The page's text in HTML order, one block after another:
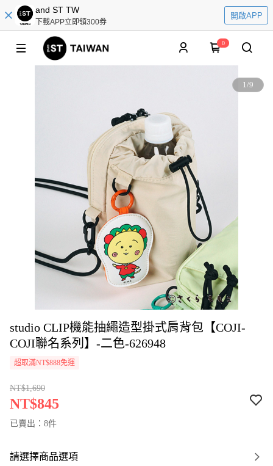
and ST TW
下載APP立即領300券
開啟APP
0
1/9
studio CLIP機能抽繩造型掛式肩背包【COJI-
COJI聯名系列】-二色-626948
超取滿NT$888免運
NT$1,690
NT$845
已賣出：8件
請選擇商品選項